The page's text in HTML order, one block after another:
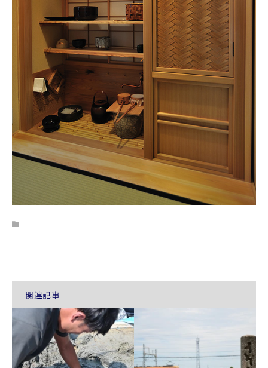
関連記事